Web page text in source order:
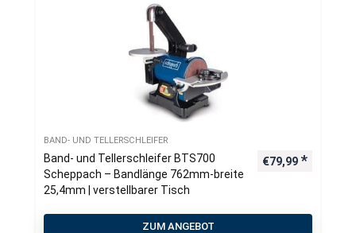
BAND- UND TELLERSCHLEIFER
Band- und Tellerschleifer BTS700
Scheppach – Bandlänge 762mm-breite
25,4mm | verstellbarer Tisch
€79,99
ZUM ANGEBOT